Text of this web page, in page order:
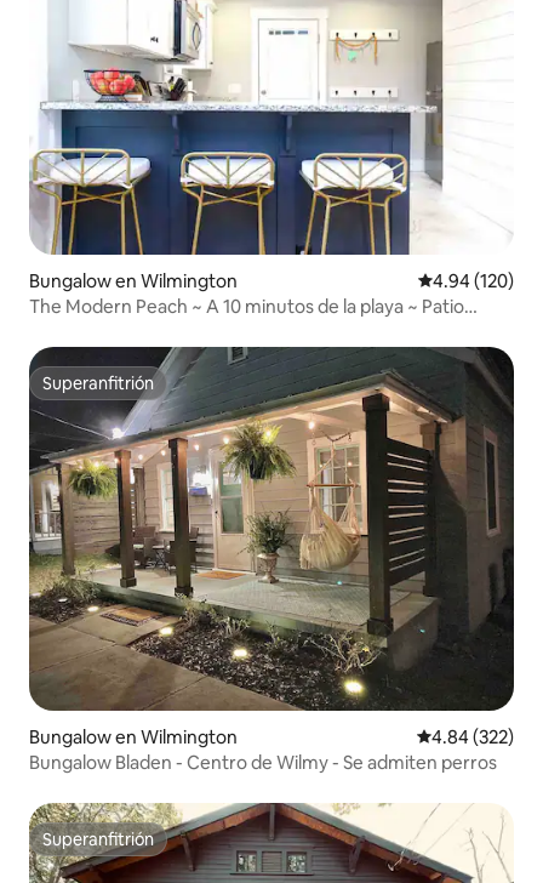
Bungalow en Wilmington Calificación
4.94 (120)
The Modern Peach ~ A 10 minutos de la playa ~ Patio
Superanfitrión
Superanfitrión
Bungalow en Wilmington Calificación
4.84 (322)
Bungalow Bladen - Centro de Wilmy - Se admiten perros
Superanfitrión
Superanfitrión